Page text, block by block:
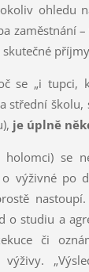
ohledu
zaměstnání –
skutečné
se „i
střední školu,
je úplně
holomci) se
o výživné po
o studiu a
či